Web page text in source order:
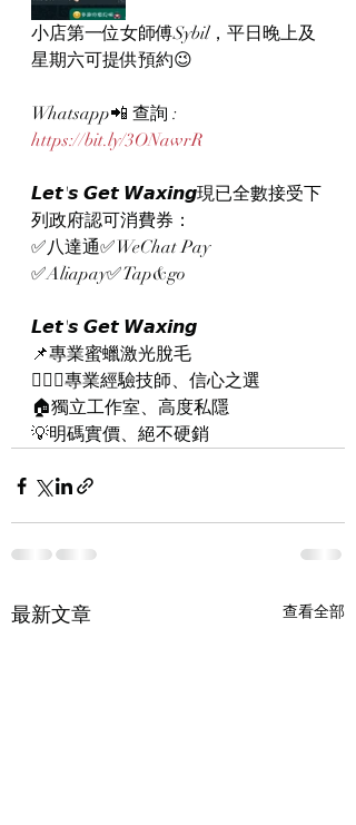
小店第一位女師傅Sybil，平日晚上及
星期六可提供預約😉
Whatsapp📲 查詢 :
https://bit.ly/3ONawrR
𝙇𝙚𝙩'𝙨 𝙂𝙚𝙩 𝙒𝙖𝙭𝙞𝙣𝙜現已全數接受下
列政府認可消費券：
✅八達通✅WeChat Pay
✅Aliapay✅Tap&go
𝙇𝙚𝙩'𝙨 𝙂𝙚𝙩 𝙒𝙖𝙭𝙞𝙣𝙜
📌專業蜜蠟激光脫毛
👨🏻‍⚕️專業經驗技師、信心之選
🏠獨立工作室、高度私隱
💡明碼實價、絕不硬銷
最新文章 查看全部